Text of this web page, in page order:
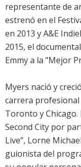
representante de
estrenó en el
en 2013 y A&E
2015, el
Emmy a la "Mejor
Myers nació y
carrera profesional
Toronto y
Second City por
Live”, Lorne
guionista del